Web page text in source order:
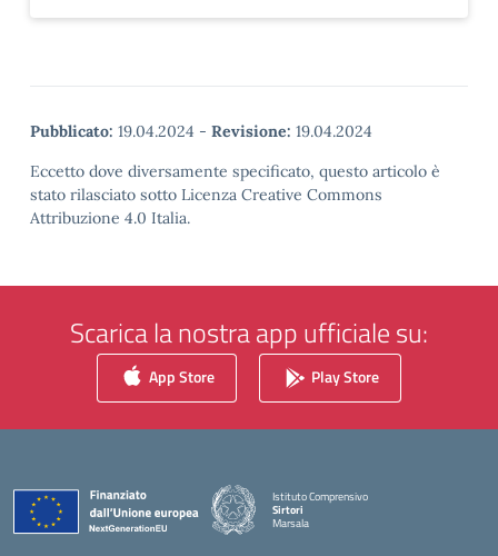
Pubblicato: 19.04.2024 - Revisione: 19.04.2024
Eccetto dove diversamente specificato, questo articolo è
stato rilasciato sotto Licenza Creative Commons
Attribuzione 4.0 Italia.
Scarica la nostra app ufficiale su:
App Store Play Store
Istituto Comprensivo
Sirtori
Marsala